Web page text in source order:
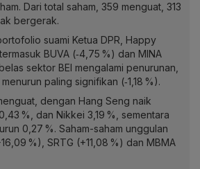
Dari total saham, 359 menguat, 313
bergerak.
suami Ketua DPR, Happy
BUVA (‑4,75 %) dan MINA
sektor BEI mengalami penurunan,
paling signifikan (‑1,18 %).
dengan Hang Seng naik
%, dan Nikkei 3,19 %, sementara
0,27 %. Saham-saham unggulan
%), SRTG (+11,08 %) dan MBMA